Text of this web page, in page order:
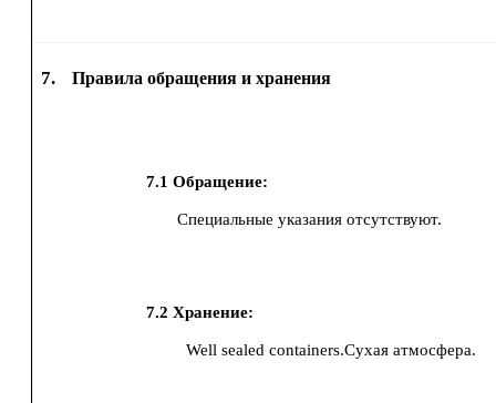
7. Правила обращения и хранения
7.1 Обращение:
Специальные указания отсутствуют.
7.2 Хранение:
Well sealed containers.Сухая атмосфера.